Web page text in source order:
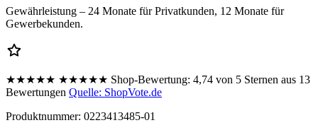
Gewährleistung – 24 Monate für Privatkunden, 12 Monate für
Gewerbekunden.
★★★★★ ★★★★★ Shop-Bewertung: 4,74 von 5 Sternen aus 13
Bewertungen Quelle: ShopVote.de
Produktnummer: 0223413485-01